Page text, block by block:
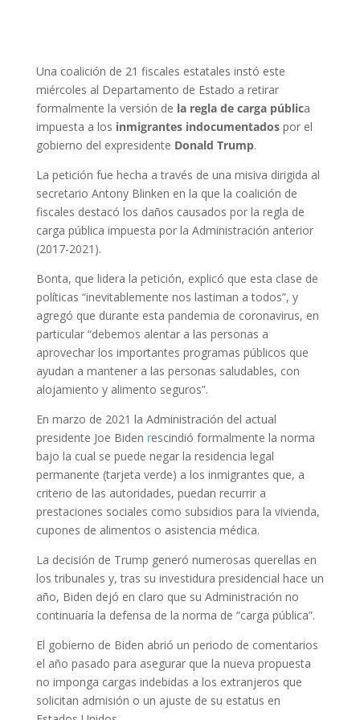
Una coalición de 21 fiscales estatales instó este
miércoles al Departamento de Estado a retirar
formalmente la versión de la regla de carga pública
impuesta a los inmigrantes indocumentadospor el
gobierno del expresidente Donald Trump.
La petición fue hecha a través de una misiva dirigida al
secretario Antony Blinken en la que la coalición de
fiscales destacó los daños causados por la regla de
carga pública impuesta por la Administración anterior
(2017-2021).
Bonta, que lidera la petición, explicó que esta clase de
políticas “inevitablemente nos lastiman a todos”, y
agregó que durante esta pandemia de coronavirus, en
particular “debemos alentar a las personas a
aprovechar los importantes programas públicos que
ayudan a mantener a las personas saludables, con
alojamiento y alimento seguros”.
En marzo de 2021 la Administración del actual
presidente Joe Biden rescindió formalmente la norma
bajo la cual se puede negar la residencia legal
permanente (tarjeta verde) a los inmigrantes que, a
criterio de las autoridades, puedan recurrir a
prestaciones sociales como subsidios para la vivienda,
cupones de alimentos o asistencia médica.
La decisión de Trump generó numerosas querellas en
los tribunales y, tras su investidura presidencial hace un
año, Biden dejó en claro que su Administración no
continuaría la defensa de la norma de “carga pública”.
El gobierno de Biden abrió un periodo de comentarios
el año pasado para asegurar que la nueva propuesta
no imponga cargas indebidas a los extranjeros que
solicitan admisión o un ajuste de su estatus en